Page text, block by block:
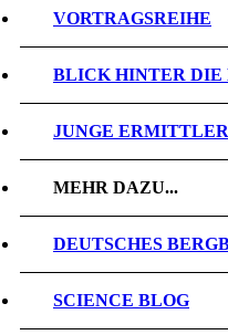
VORTRAGSREIHE
BLICK HINTER DIE
JUNGE
MEHR DAZU...
DEUTSCHES
SCIENCE BLOG